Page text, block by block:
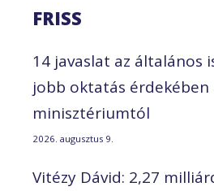
FRISS
14 javaslat az általános
jobb oktatás érdekében
minisztériumtól
2026. augusztus 9.
Vitézy Dávid: 2,27